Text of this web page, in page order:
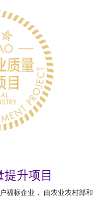
升项目
福标企业， 由农业农村部和